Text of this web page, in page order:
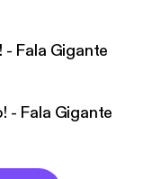
Fala Gigante
- Fala Gigante